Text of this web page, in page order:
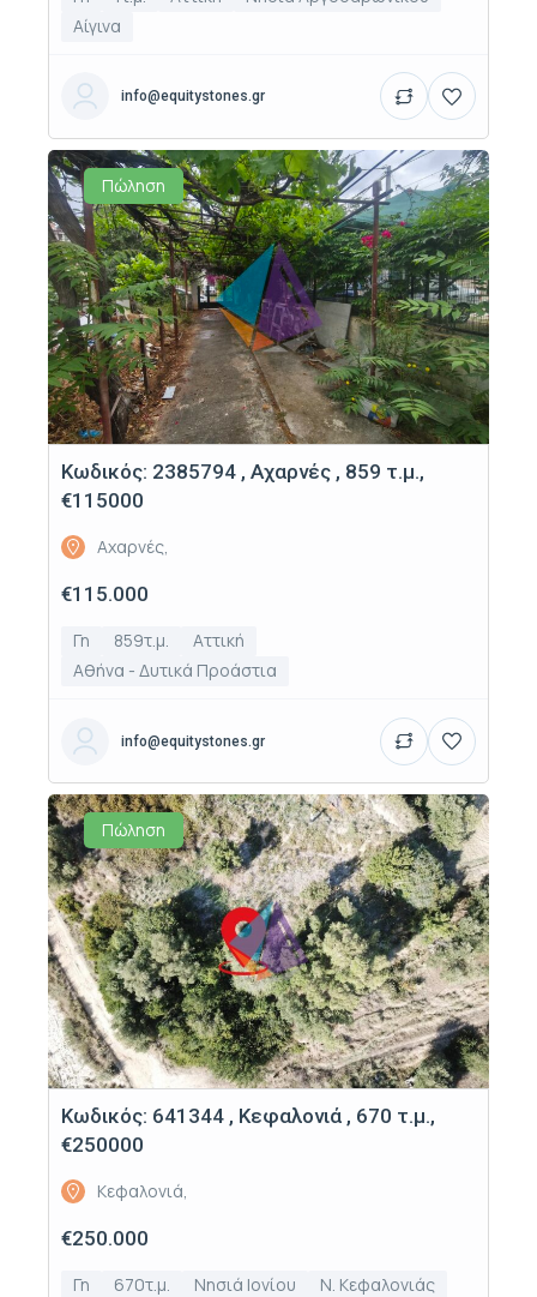
Αίγινα
info@equitystones.gr
Πώληση
Κωδικός: 2385794 , Αχαρνές , 859 τ.μ.,
€115000
Αχαρνές,
€115.000
Γη 859τ.μ.
Αττική
Αθήνα - Δυτικά Προάστια
info@equitystones.gr
Πώληση
Κωδικός: 641344 , Κεφαλονιά , 670 τ.μ.,
€250000
Κεφαλονιά,
€250.000
Γη 670τ.μ. Νησιά Ιονίου Ν. Κεφαλονιάς